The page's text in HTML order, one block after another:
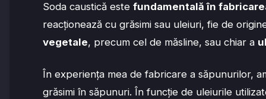
Soda caustică este fundamentală în
reacționează cu grăsimi sau uleiuri, fie de
vegetale, precum cel de măsline, sau chiar a
În experiența mea de fabricare a săpunurilor,
grăsimi în săpunuri. În funcție de uleiurile